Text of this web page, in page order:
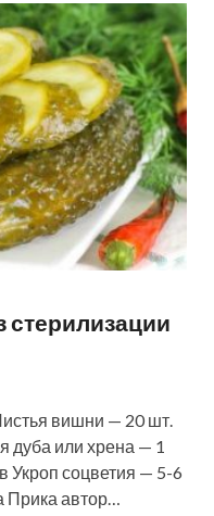
вишни — 20 шт.
дуба или хрена — 1
Укроп соцветия — 5-6
Прика автор…